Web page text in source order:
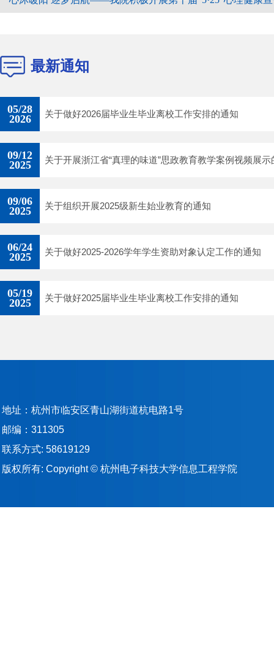
最新通知
05/28
2026
关于做好2026届毕业生毕业离校工作安排的通知
09/12
2025
关于开展浙江省“真理的味道”思政教育教学案例视频展示
09/06
2025
关于组织开展2025级新生始业教育的通知
06/24
2025
关于做好2025-2026学年学生资助对象认定工作的通知
05/19
2025
关于做好2025届毕业生毕业离校工作安排的通知
地址：杭州市临安区青山湖街道杭电路1号
邮编：311305
联系方式: 58619129
版权所有: Copyright © 杭州电子科技大学信息工程学院